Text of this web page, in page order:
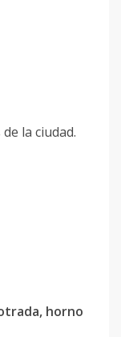
la ciudad.
horno